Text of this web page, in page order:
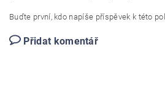
Buďte první, kdo napíše příspěvek k této
Přidat komentář